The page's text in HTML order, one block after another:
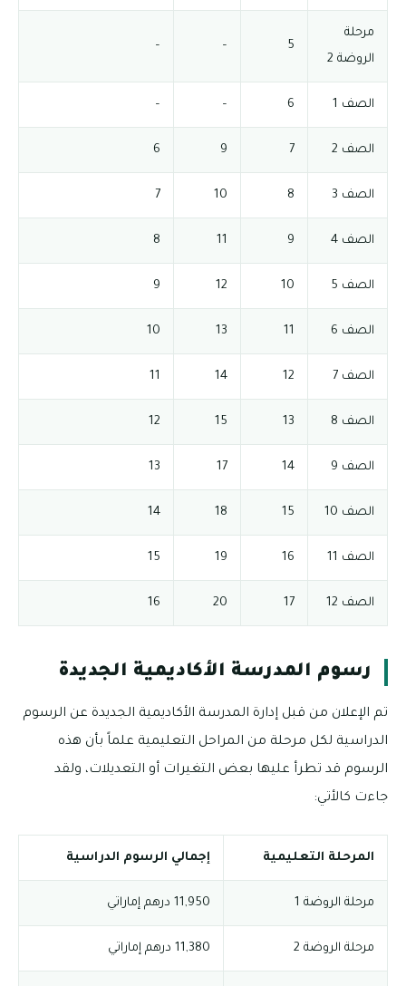
مرحلة
الروضة 2
5
–
–
الصف 1 6
–
–
الصف 2 7
9
6
الصف 3 8
10
7
الصف 4 9
11
8
الصف 5 10
12
9
الصف 6 11
13
10
الصف 7 12
14
11
الصف 8 13
15
12
الصف 9 14
17
13
الصف 10 15
18
14
الصف 11 16
19
15
الصف 12 17
20
16
رسوم المدرسة الأكاديمية الجديدة
تم الإعلان من قبل إدارة المدرسة الأكاديمية الجديدة عن الرسوم
الدراسية لكل مرحلة من المراحل التعليمية علماً بأن هذه
الرسوم قد تطرأ عليها بعض التغيرات أو التعديلات، ولقد
جاءت كالأتي:
المرحلة التعليمية إجمالي الرسوم الدراسية
مرحلة الروضة 1 11,950 درهم إماراتي
مرحلة الروضة 2 11,380 درهم إماراتي